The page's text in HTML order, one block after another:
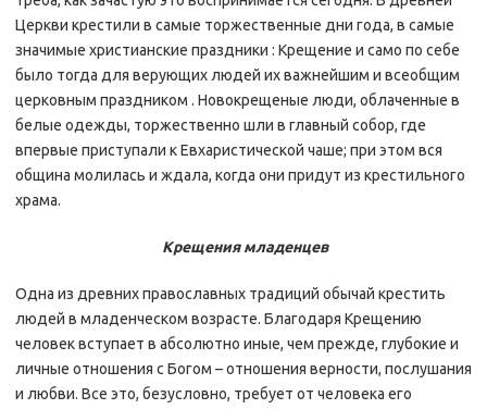
Церкви крестили в самые торжественные дни года, в самые
значимые христианские праздники : Крещение и само по себе
было тогда для верующих людей их важнейшим и всеобщим
церковным праздником . Новокрещеные люди, облаченные в
белые одежды, торжественно шли в главный собор, где
впервые приступали к Евхаристической чаше; при этом вся
община молилась и ждала, когда они придут из крестильного
храма.
Крещения младенцев
Одна из древних православных традиций обычай крестить
людей в младенческом возрасте. Благодаря Крещению
человек вступает в абсолютно иные, чем прежде, глубокие и
личные отношения с Богом – отношения верности, послушания
и любви. Все это, безусловно, требует от человека его